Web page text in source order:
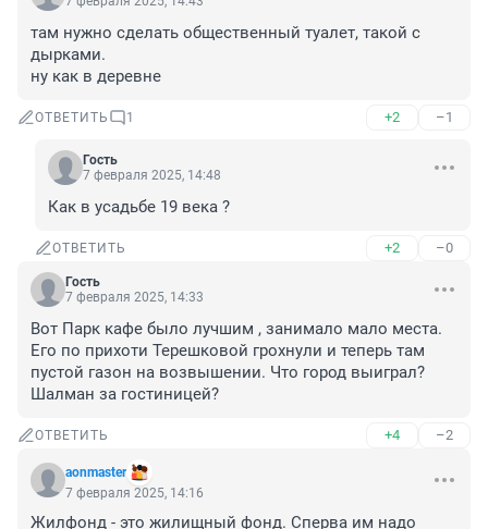
там нужно сделать общественный туалет, такой с
дырками.
ну как в деревне
ОТВЕТИТЬ 1 +2 –1
Гость
7 февраля 2025, 14:48
Как в усадьбе 19 века ?
ОТВЕТИТЬ +2 –0
Гость
7 февраля 2025, 14:33
Вот Парк кафе было лучшим , занимало мало места.
Его по прихоти Терешковой грохнули и теперь там
пустой газон на возвышении. Что город выиграл?
Шалман за гостиницей?
ОТВЕТИТЬ +4 –2
aonmaster
7 февраля 2025, 14:16
Жилфонд - это жилищный фонд. Сперва им надо